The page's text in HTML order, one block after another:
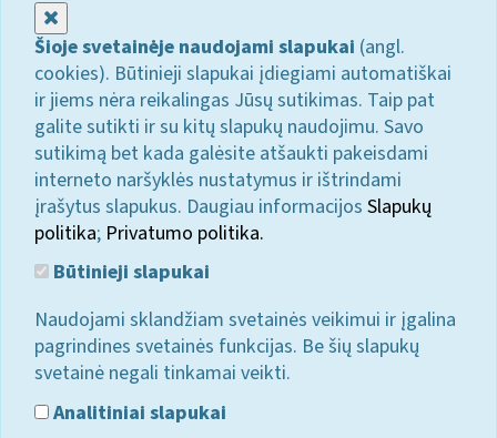
Šioje svetainėje naudojami slapukai (angl.
cookies). Būtinieji slapukai įdiegiami automatiškai
ir jiems nėra reikalingas Jūsų sutikimas. Taip pat
galite sutikti ir su kitų slapukų naudojimu. Savo
sutikimą bet kada galėsite atšaukti pakeisdami
interneto naršyklės nustatymus ir ištrindami
įrašytus slapukus. Daugiau informacijos Slapukų
politika; Privatumo politika.
Būtinieji slapukai
Naudojami sklandžiam svetainės veikimui ir įgalina
pagrindines svetainės funkcijas. Be šių slapukų
svetainė negali tinkamai veikti.
Analitiniai slapukai